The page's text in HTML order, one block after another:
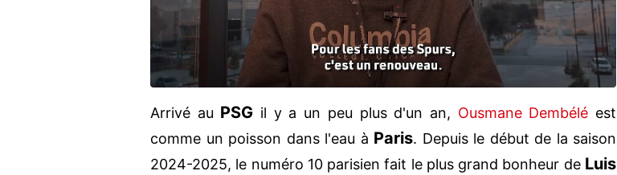
Arrivé au PSG il y a un peu plus d'un an, Ousmane Dembélé est
comme un poisson dans l'eau à Paris. Depuis le début de la saison
2024-2025, le numéro 10 parisien fait le plus grand bonheur de Luis